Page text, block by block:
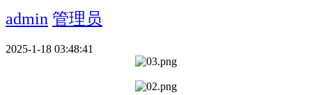
admin 管理员
2025-1-18 03:48:41